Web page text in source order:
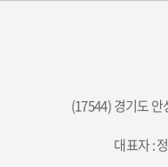
(17544) 경기도
대표자 :